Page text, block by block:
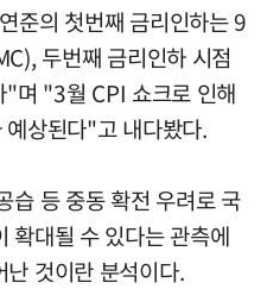
준의 첫번째 금리인하는 9
두번째 금리인하 시점
"며 "3월 CPI 쇼크로 인해
상된다"고 내다봤다.
습 등 중동 확전 우려로 국
확대될 수 있다는 관측에
것이란 분석이다.